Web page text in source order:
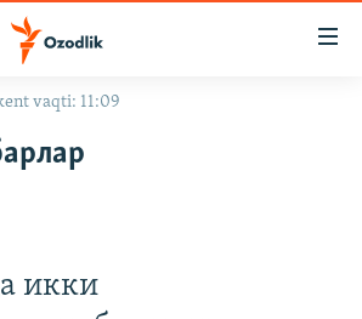
vaqti: 11:09
икки